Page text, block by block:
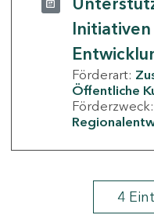
Förderart:
Öffentliche
Förderzweck:
4